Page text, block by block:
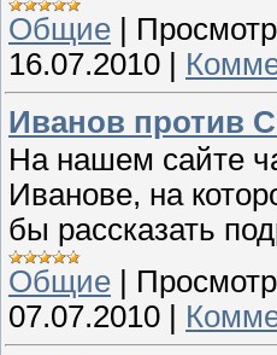
Общие
16.07.2010
Иванов против
На нашем сайте
Иванове, на
бы рассказать
Общие |
07.07.2010 |